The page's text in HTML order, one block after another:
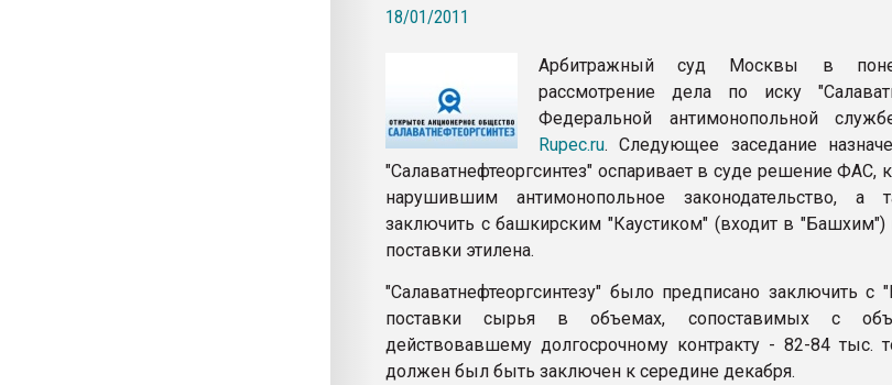
ПЕРЕЙТИ НА ФОРУМ
18/01/2011
Арбитражный суд Москвы в
рассмотрение дела по иску
Федеральной антимонопольной
Rupec.ru. Следующее заседание
"Салаватнефтеоргсинтез" оспаривает в суде решение ФАС,
нарушившим антимонопольное законодательство, а
заключить с башкирским "Каустиком" (входит в "Башхим")
поставки этилена.
"Салаватнефтеоргсинтезу" было предписано заключить с
поставки сырья в объемах, сопоставимых с
действовавшему долгосрочному контракту - 82-84 тыс.
должен был быть заключен к середине декабря.